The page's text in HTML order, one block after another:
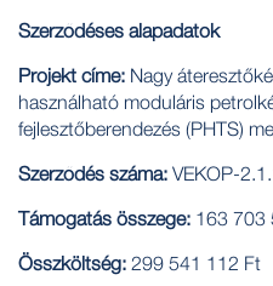
Szerződéses alapadatok
Projekt címe: Nagy
használható moduláris
fejlesztőberendezés (PHTS)
Szerződés száma: VEKOP-
Támogatás összege: 163 703
Összköltség: 299 541 112 Ft